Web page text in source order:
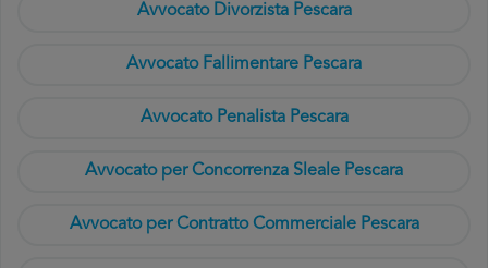
Avvocato Divorzista Pescara
Avvocato Fallimentare Pescara
Avvocato Penalista Pescara
Avvocato per Concorrenza Sleale Pescara
Avvocato per Contratto Commerciale Pescara